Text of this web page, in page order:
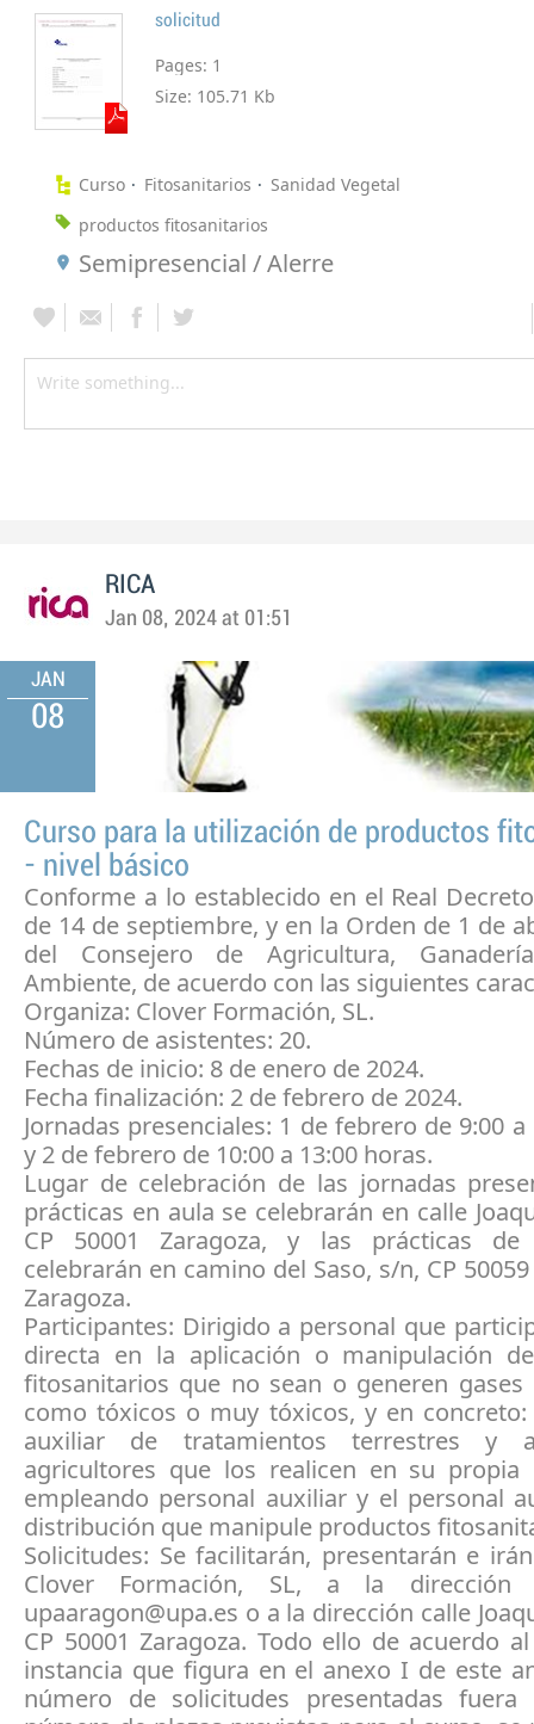
solicitud
Pages: 1
Size: 105.71 Kb
Curso Fitosanitarios
Sanidad Vegetal
productos fitosanitarios
Semipresencial / Alerre
RICA
Jan 08, 2024 at 01:51
JAN
08
Curso para la utilización de productos
- nivel básico
Conforme a lo establecido en el Real
de 14 de septiembre, y en la Orden de 1 de
del Consejero de Agricultura,
Ambiente, de acuerdo con las siguientes
Organiza: Clover Formación, SL.
Número de asistentes: 20.
Fechas de inicio: 8 de enero de 2024.
Fecha finalización: 2 de febrero de 2024.
Jornadas presenciales: 1 de febrero de 9:00
y 2 de febrero de 10:00 a 13:00 horas.
Lugar de celebración de las jornadas
prácticas en aula se celebrarán en calle
CP 50001 Zaragoza, y las prácticas
celebrarán en camino del Saso, s/n, CP
Zaragoza.
Participantes: Dirigido a personal que
directa en la aplicación o manipulación
fitosanitarios que no sean o generen gases
como tóxicos o muy tóxicos, y en
auxiliar de tratamientos terrestres y
agricultores que los realicen en su propia
empleando personal auxiliar y el personal
distribución que manipule productos
Solicitudes: Se facilitarán, presentarán e
Clover Formación, SL, a la dirección
upaaragon@upa.es o a la dirección calle
CP 50001 Zaragoza. Todo ello de acuerdo
instancia que figura en el anexo I de este
número de solicitudes presentadas fuera